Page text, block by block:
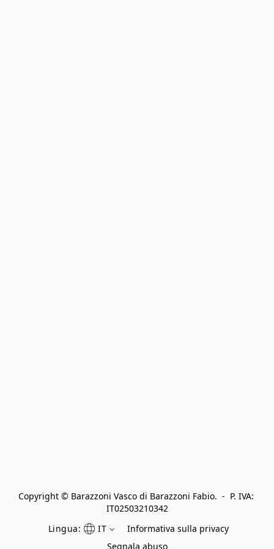
Copyright © Barazzoni Vasco di Barazzoni Fabio.  -  P. IVA:
IT02503210342
Lingua:
IT
Informativa sulla privacy
Segnala abuso